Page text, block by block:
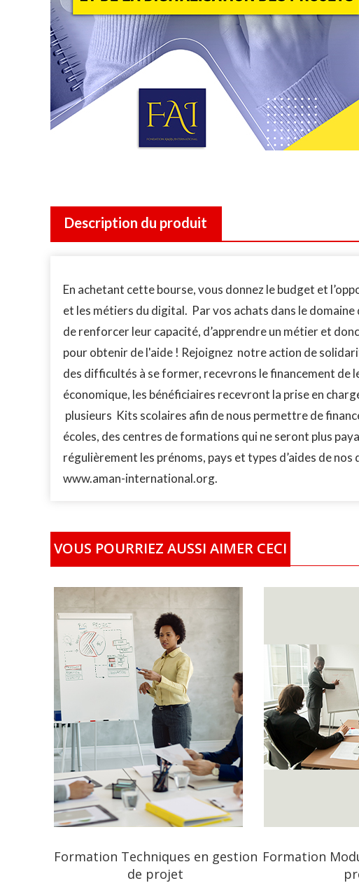
Description du produit
En achetant cette bourse, vous donnez le budget et
et les métiers du digital. Par vos achats dans le
de renforcer leur capacité, d’apprendre un métier et
pour obtenir de l'aide ! Rejoignez notre action de
des difficultés à se former, recevrons le financement
économique, les bénéficiaires recevront la prise en
plusieurs Kits scolaires afin de nous permettre de
écoles, des centres de formations qui ne seront plus
régulièrement les prénoms, pays et types d’aides de
www.aman-international.org.
VOUS POURRIEZ AUSSI AIMER CECI
gestion Formation Module en montage de
projets